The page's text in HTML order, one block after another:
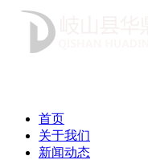
首页
关于我们
新闻动态